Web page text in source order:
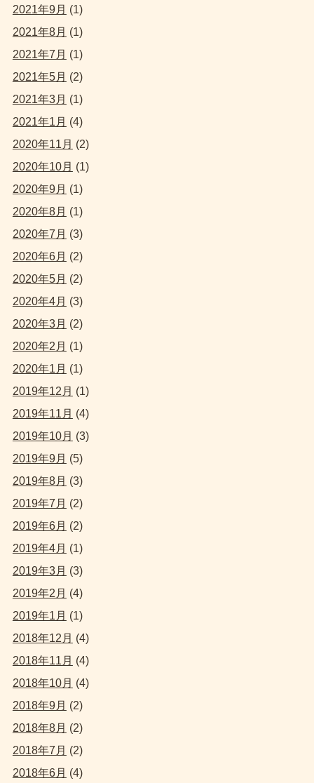
2021年9月 (1)
2021年8月 (1)
2021年7月 (1)
2021年5月 (2)
2021年3月 (1)
2021年1月 (4)
2020年11月 (2)
2020年10月 (1)
2020年9月 (1)
2020年8月 (1)
2020年7月 (3)
2020年6月 (2)
2020年5月 (2)
2020年4月 (3)
2020年3月 (2)
2020年2月 (1)
2020年1月 (1)
2019年12月 (1)
2019年11月 (4)
2019年10月 (3)
2019年9月 (5)
2019年8月 (3)
2019年7月 (2)
2019年6月 (2)
2019年4月 (1)
2019年3月 (3)
2019年2月 (4)
2019年1月 (1)
2018年12月 (4)
2018年11月 (4)
2018年10月 (4)
2018年9月 (2)
2018年8月 (2)
2018年7月 (2)
2018年6月 (4)